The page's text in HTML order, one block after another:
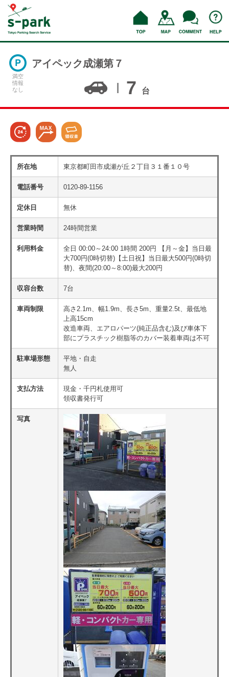
満空
情報
なし
アイペック成瀬第７
7 台
所在地 東京都町田市成瀬が丘２丁目３１番１０号
電話番号 0120-89-1156
定休日 無休
営業時間 24時間営業
利用料金
全日 00:00～24:00 1時間 200円 【月～金】当日最
大700円(0時切替)【土日祝】当日最大500円(0時切
替)、夜間(20:00～8:00)最大200円
収容台数 7台
車両制限
高さ2.1m、幅1.9m、長さ5m、重量2.5t、最低地
上高15cm
改造車両、エアロパーツ(純正品含む)及び車体下
部にプラスチック樹脂等のカバー装着車両は不可
駐車場形態
平地・自走
無人
支払方法
現金・千円札使用可
領収書発行可
写真